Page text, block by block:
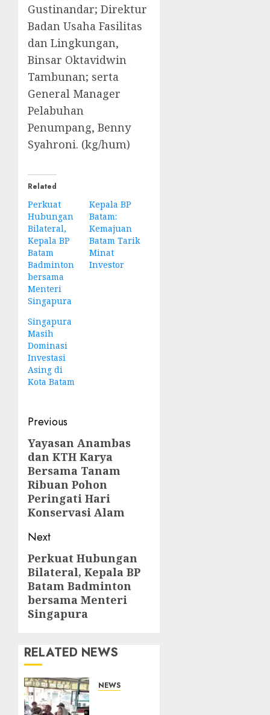
Gustinandar; Direktur
Badan Usaha Fasilitas
dan Lingkungan,
Binsar Oktavidwin
Tambunan; serta
General Manager
Pelabuhan
Penumpang, Benny
Syahroni. (kg/hum)
Related
Perkuat
Hubungan
Bilateral,
Kepala BP
Batam
Badminton
bersama
Menteri
Singapura
Kepala BP
Batam:
Kemajuan
Batam Tarik
Minat
Investor
Singapura
Masih
Dominasi
Investasi
Asing di
Kota Batam
Post
navigation
Previous
Previous
post:
Yayasan Anambas
dan KTH Karya
Bersama Tanam
Ribuan Pohon
Peringati Hari
Konservasi Alam
Next
Next
post:
Perkuat Hubungan
Bilateral, Kepala BP
Batam Badminton
bersama Menteri
Singapura
RELATED NEWS
NEWS